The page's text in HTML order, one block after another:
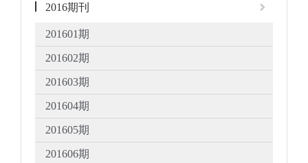
2016期刊
201601期
201602期
201603期
201604期
201605期
201606期